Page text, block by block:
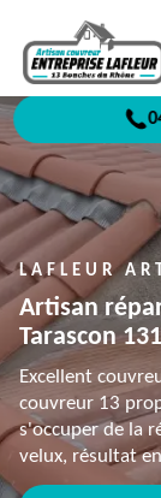
LAFLEUR
Artisan
Tarascon
Excellent
couvreur 13
s'occuper de la
velux, résultat